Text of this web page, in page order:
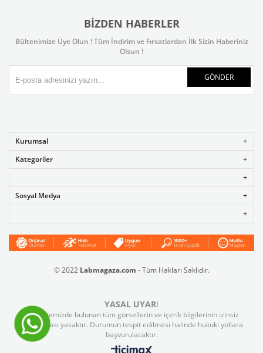
BIZDEN HABERLER
Bültenimize Üye Olun ! Tüm İndirim ve Fırsatlardan İlk Sizin Haberiniz
Olsun !
GÖNDER
Kurumsal
Kategoriler
Sosyal Medya
© 2022 Labmagaza.com - Tüm Hakları Saklıdır.
YASAL UYARI
Web sitemizde bulunan tüm görsellerin ve içerik bilgilerinin izinsiz
kullanılması yasaktır. Durumun tespit edilmesi halinde hukuki yollara
başvurulacaktır.